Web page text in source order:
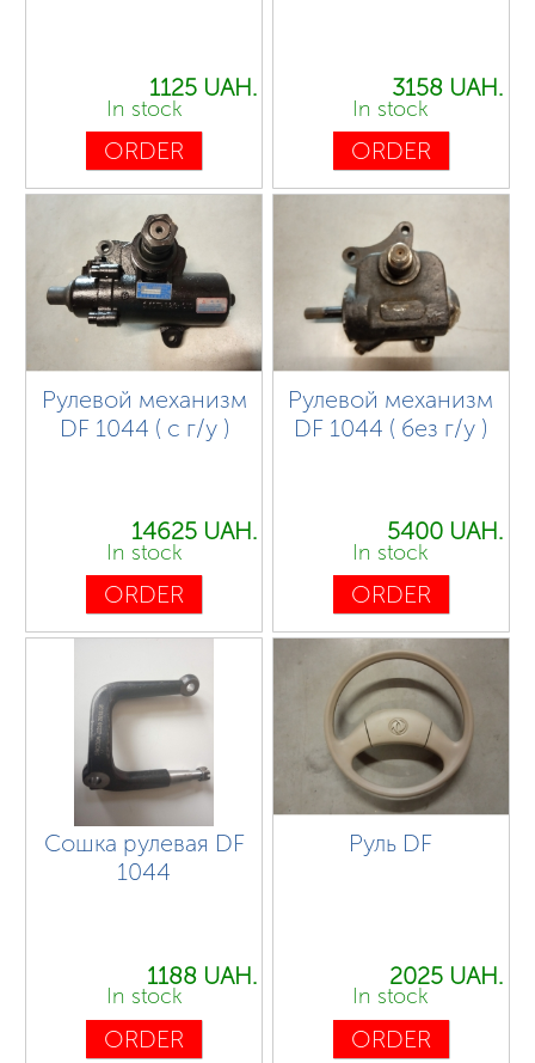
1125 UAH.
In stock
ORDER
3158 UAH.
In stock
ORDER
Рулевой механизм
DF 1044 ( с г/у )
14625 UAH.
In stock
ORDER
Рулевой механизм
DF 1044 ( без г/у )
5400 UAH.
In stock
ORDER
Сошка рулевая DF
1044
1188 UAH.
In stock
ORDER
Руль DF
2025 UAH.
In stock
ORDER